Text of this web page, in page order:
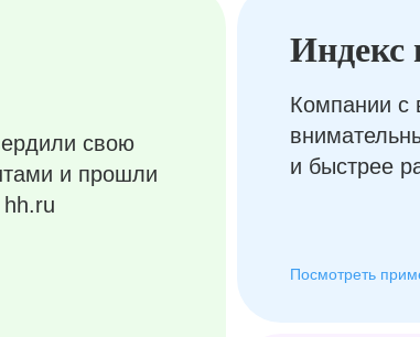
свою
и прошли
Индекс
Компании с
и быстрее
Посмотреть